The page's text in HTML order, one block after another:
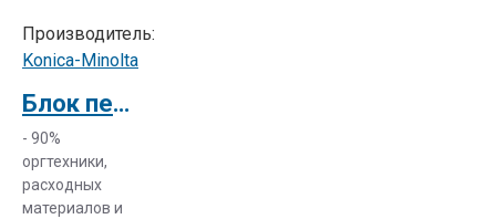
Производитель:
Konica-Minolta
Блок переноса изображения Konica Minolta Magicolor 8650DN (A02ER73511)
- 90%
оргтехники,
расходных
материалов и